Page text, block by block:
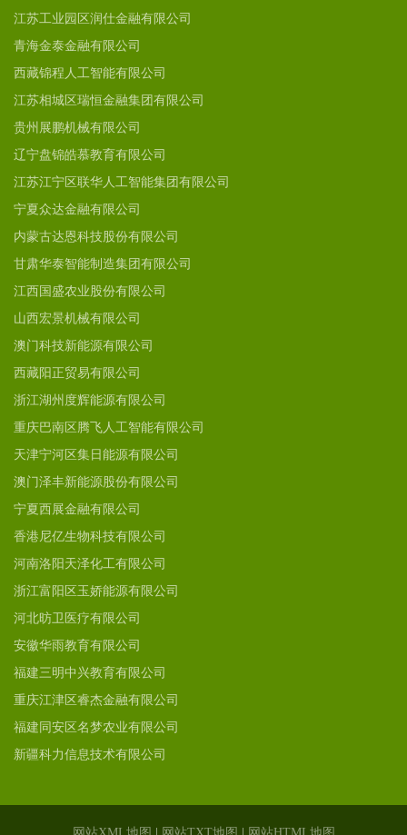
江苏工业园区润仕金融有限公司
青海金泰金融有限公司
西藏锦程人工智能有限公司
江苏相城区瑞恒金融集团有限公司
贵州展鹏机械有限公司
辽宁盘锦皓慕教育有限公司
江苏江宁区联华人工智能集团有限公司
宁夏众达金融有限公司
内蒙古达恩科技股份有限公司
甘肃华泰智能制造集团有限公司
江西国盛农业股份有限公司
山西宏景机械有限公司
澳门科技新能源有限公司
西藏阳正贸易有限公司
浙江湖州度辉能源有限公司
重庆巴南区腾飞人工智能有限公司
天津宁河区集日能源有限公司
澳门泽丰新能源股份有限公司
宁夏西展金融有限公司
香港尼亿生物科技有限公司
河南洛阳天泽化工有限公司
浙江富阳区玉娇能源有限公司
河北昉卫医疗有限公司
安徽华雨教育有限公司
福建三明中兴教育有限公司
重庆江津区睿杰金融有限公司
福建同安区名梦农业有限公司
新疆科力信息技术有限公司